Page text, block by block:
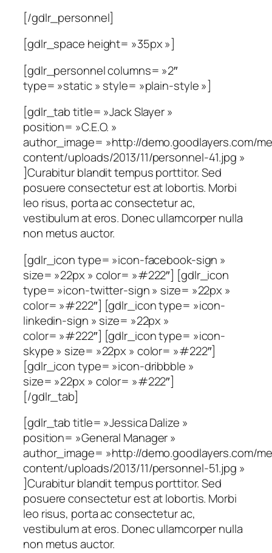
[/gdlr_personnel]
[gdlr_space height= »35px »]
[gdlr_personnel columns= »2″
type= »static » style= »plain-style »]
[gdlr_tab title= »Jack Slayer »
position= »C.E.O. »
author_image= »http://demo.goodlayers.com/
content/uploads/2013/11/personnel-41.jpg »
]Curabitur blandit tempus porttitor. Sed
posuere consectetur est at lobortis. Morbi
leo risus, porta ac consectetur ac,
vestibulum at eros. Donec ullamcorper nulla
non metus auctor.
[gdlr_icon type= »icon-facebook-sign »
size= »22px » color= »#222″] [gdlr_icon
type= »icon-twitter-sign » size= »22px »
color= »#222″] [gdlr_icon type= »icon-
linkedin-sign » size= »22px »
color= »#222″] [gdlr_icon type= »icon-
skype » size= »22px » color= »#222″]
[gdlr_icon type= »icon-dribbble »
size= »22px » color= »#222″]
[/gdlr_tab]
[gdlr_tab title= »Jessica Dalize »
position= »General Manager »
author_image= »http://demo.goodlayers.com/
content/uploads/2013/11/personnel-51.jpg »
]Curabitur blandit tempus porttitor. Sed
posuere consectetur est at lobortis. Morbi
leo risus, porta ac consectetur ac,
vestibulum at eros. Donec ullamcorper nulla
non metus auctor.